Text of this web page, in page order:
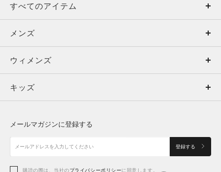
すべてのアイテム
メンズ
ウィメンズ
キッズ
アクセサリー
メンズ
トップス
ボトムス
アクセサリー
ウィメンズ
トップス
シューズ
キッズ
シューズ
メールマガジンに登録する
登録する
購読の際は、当社のプライバシーポリシーに同意します。